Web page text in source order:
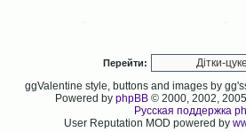
Перейти:
ggValentine style, buttons and images by
Powered byphpBB © 2000, 2002,
Русская поддержка
User Reputation MOD powered by